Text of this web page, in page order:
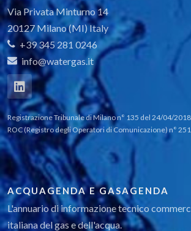
Via Privata Minturno 14
20127 Milano (MI) Italy
+39 345 281 0246
info@watergas.it
Registrazione Tribunale di Milano n° 135 del 24/04/2018
ROC (Registro degli Operatori di Comunicazione) n°
ACQUAGENDA E GASAGENDA
L'annuario di informazione tecnico
italiana del gas e dell'acqua.